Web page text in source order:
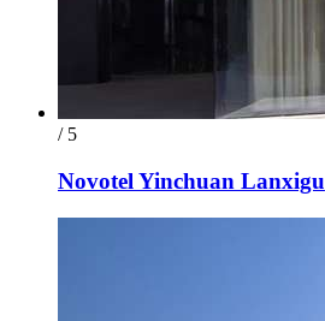
/ 5
Novotel Yinchuan Lanxigu